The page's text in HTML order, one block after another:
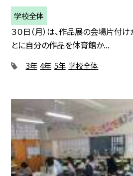
学校全体
３０日（月）は、作品展の会場片付
とに自分の作品を体育館か...
3年 4年 5年 学校全体